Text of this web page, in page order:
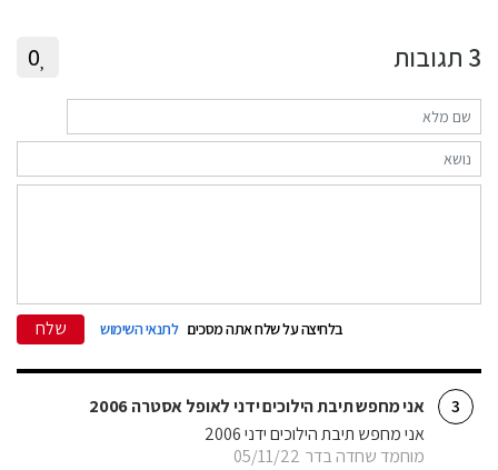
3 תגובות 0
בלחיצה על שלח אתה מסכים לתנאי השימוש שלח
3 אני מחפש תיבת הילוכים ידני לאופל אסטרה 2006
מוחמד שחדה בדר 05/11/22
אני מחפש תיבת הילוכים ידני 2006